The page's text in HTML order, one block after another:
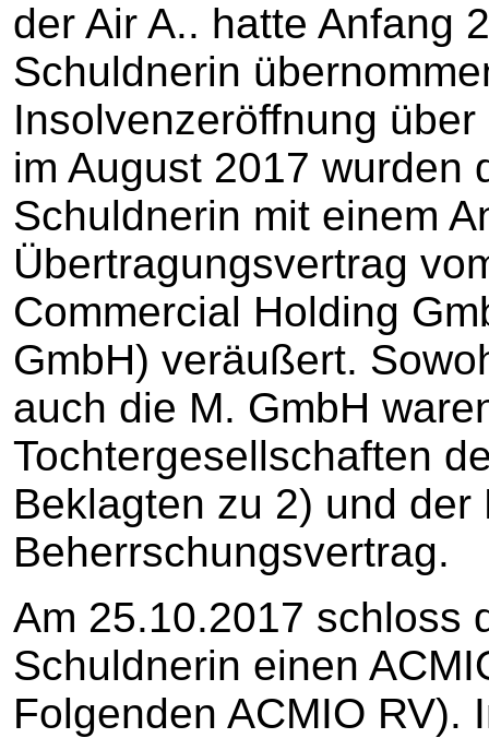
der Air A.. hatte Anfang
Schuldnerin
Insolvenzeröffnung
im August 2017 wurden
Schuldnerin mit einem
Übertragungsvertrag
Commercial Holding
GmbH) veräußert.
auch die M. GmbH
Tochtergesellschaften
Beklagten zu 2) und der
Beherrschungsvertrag.
Am 25.10.2017 schloss
Schuldnerin einen
Folgenden ACMIO RV).